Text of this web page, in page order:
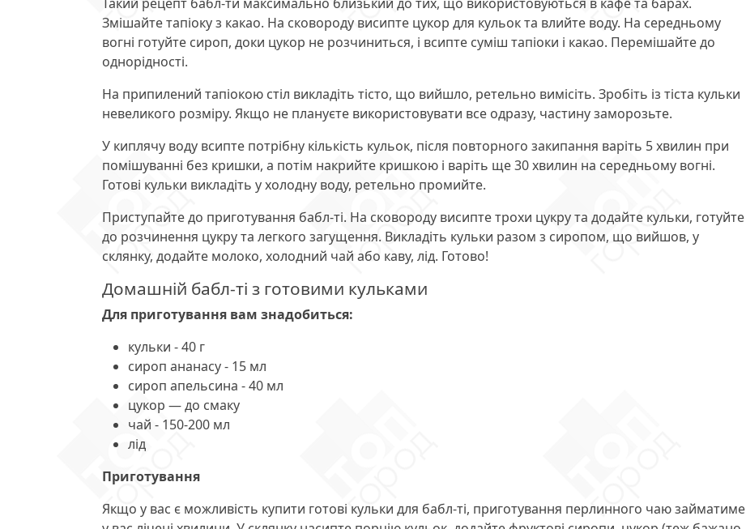
Змішайте тапіоку з какао. На сковороду висипте цукор для кульок та влийте воду. На середньому
вогні готуйте сироп, доки цукор не розчиниться, і всипте суміш тапіоки і какао. Перемішайте до
однорідності.
На припилений тапіокою стіл викладіть тісто, що вийшло, ретельно вимісіть. Зробіть із тіста кульки
невеликого розміру. Якщо не плануєте використовувати все одразу, частину заморозьте.
У киплячу воду всипте потрібну кількість кульок, після повторного закипання варіть 5 хвилин при
помішуванні без кришки, а потім накрийте кришкою і варіть ще 30 хвилин на середньому вогні.
Готові кульки викладіть у холодну воду, ретельно промийте.
Приступайте до приготування бабл-ті. На сковороду висипте трохи цукру та додайте кульки, готуйте
до розчинення цукру та легкого загущення. Викладіть кульки разом з сиропом, що вийшов, у
склянку, додайте молоко, холодний чай або каву, лід. Готово!
Домашній бабл-ті з готовими кульками
Для приготування вам знадобиться:
кульки - 40 г
сироп ананасу - 15 мл
сироп апельсина - 40 мл
цукор — до смаку
чай - 150-200 мл
лід
Приготування
Якщо у вас є можливість купити готові кульки для бабл-ті, приготування перлинного чаю займатиме